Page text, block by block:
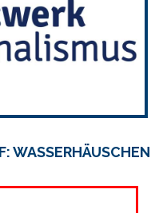
WASSERHÄUSCHEN